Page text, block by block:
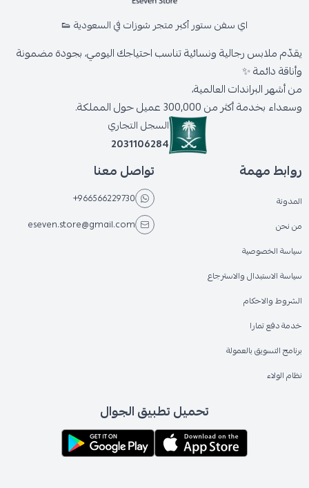
اي سفن ستور أكبر متجر شوزات في السعودية 👟
يقدّم ملابس رجالية ونسائية تناسب احتياجك اليومي، بجودة مضمونة
وأناقة دائمة ✨
من أشهر البراندات العالمية،
وسعداء بخدمة أكثر من 300,000 عميل حول المملكة.
السجل التجاري
2031106284
روابط مهمة
المدونة
من نحن
سياسة الخصوصية
سياسة الاستبدال والاسترجاع
الشروط والاحكام
خدمة دفع تمارا
برنامج التسويق بالعمولة
نظام الولاء
تواصل معنا
+966566229730
eseven.store@gmail.com
تحميل تطبيق الجوال